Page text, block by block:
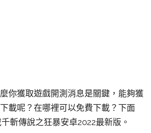
你獲取遊戲開測消息是關鍵，能夠獲
載呢？在哪裡可以免費下載？下面
斬傳說之狂暴安卓2022最新版。